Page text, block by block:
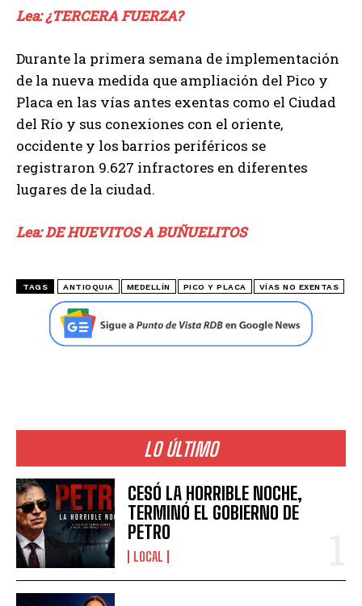
Lea: ¿TERCERA FUERZA?
Durante la primera semana de implementación
de la nueva medida que ampliación del Pico y
Placa en las vías antes exentas como el Ciudad
del Río y sus conexiones con el oriente,
occidente y los barrios periféricos se
registraron 9.627 infractores en diferentes
lugares de la ciudad.
Lea: DE HUEVITOS A BUÑUELITOS
TAGS ANTIOQUIA MEDELLÍN PICO Y PLACA VÍAS NO EXENTAS
LO ÚLTIMO
CESÓ LA HORRIBLE NOCHE,
TERMINÓ EL GOBIERNO DE
PETRO
LOCAL